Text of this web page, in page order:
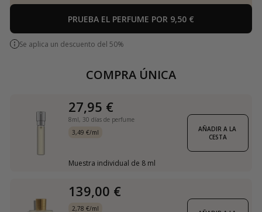
PRUEBA EL PERFUME POR 9,50 €
Se aplica un descuento del 50%
COMPRA ÚNICA
27,95 €
8ml, 30 días de perfume
3,49 €/ml
Muestra individual de 8 ml
AÑADIR A LA
CESTA
139,00 €
2,78 €/ml